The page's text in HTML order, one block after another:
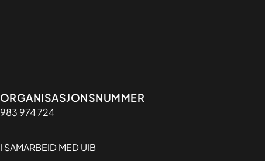
Organisasjon
ORGANISASJONSNUMMER
983 974 724
I SAMARBEID MED UIB